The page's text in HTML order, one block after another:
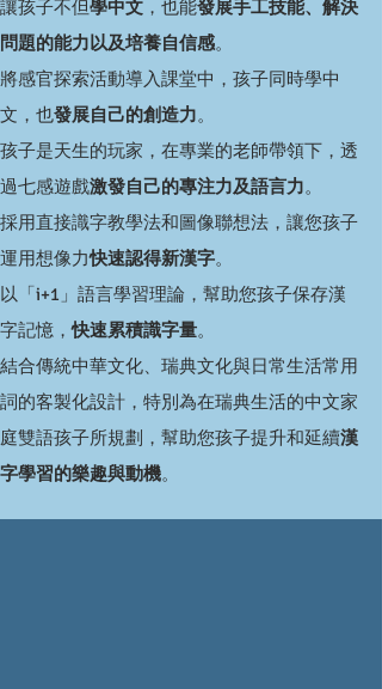
讓孩子不但學中文 ，也能發展手工技能、解決
問題的能力以及培養自信感。
將感官探索活動導入課堂中，孩子同時學中
文，也發展自己的創造力。
孩子是天生的玩家，在專業的老師帶領下，透
過七感遊戲激發自己的專注力及語言力。
採用直接識字教學法和圖像聯想法，讓您孩子
運用想像力快速認得新漢字。
以「i+1」語言學習理論，幫助您孩子保存漢
字記憶，快速累積識字量。
結合傳統中華文化、瑞典文化與日常生活常用
詞的客製化設計，特別為在瑞典生活的中文家
庭雙語孩子所規劃，幫助您孩子提升和延續漢
字學習的樂趣與動機​。